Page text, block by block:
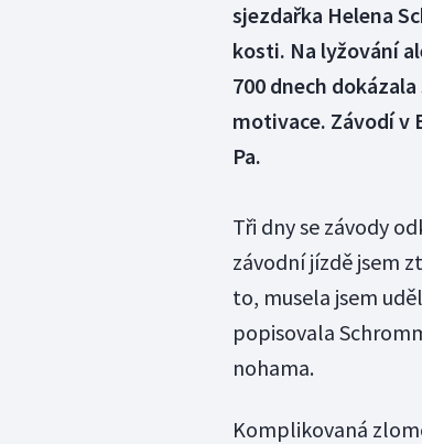
sjezdařka Helena
kosti. Na lyžování
700 dnech
motivace. Závodí v
Pa.
Tři dny se závody
závodní jízdě jsem
to, musela jsem
popisovala
nohama.
Komplikovaná